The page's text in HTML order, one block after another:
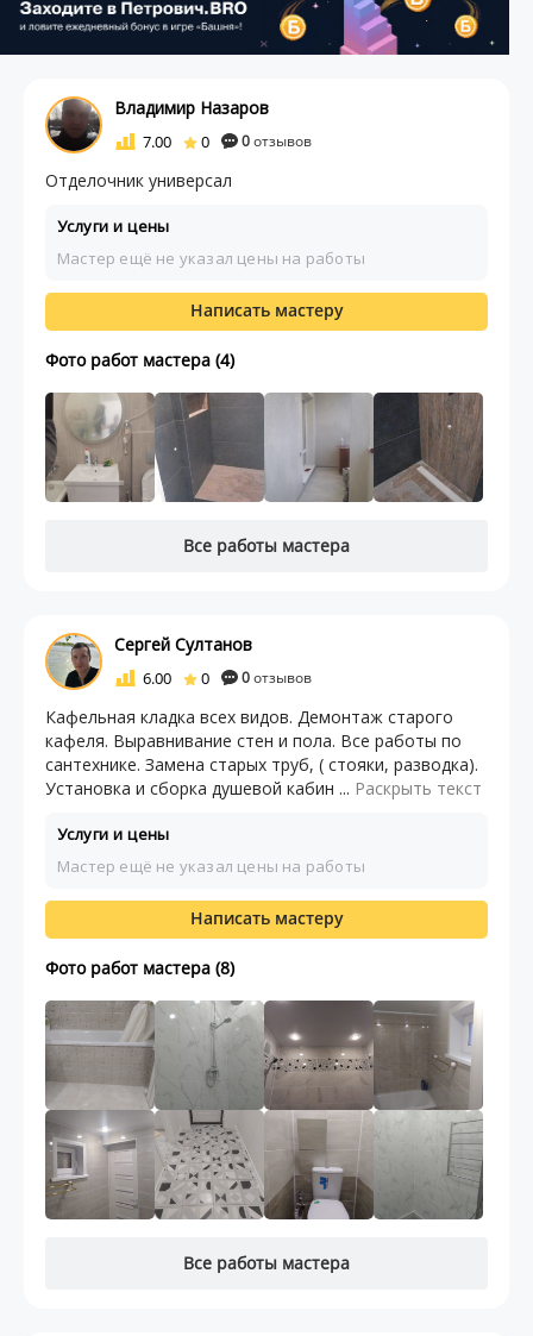
Владимир Назаров
7.00 0 0отзывов
Отделочник универсал
Услуги и цены
Мастер ещё не указал цены на работы
Написать мастеру
Фото работ мастера (4)
Все работы мастера
Сергей Султанов
6.00 0 0отзывов
Кафельная кладка всех видов. Демонтаж старого
кафеля. Выравнивание стен и пола. Все работы по
сантехнике. Замена старых труб, ( стояки, разводка).
Установка и сборка душевой кабин ... Раскрыть текст
Услуги и цены
Мастер ещё не указал цены на работы
Написать мастеру
Фото работ мастера (8)
Все работы мастера